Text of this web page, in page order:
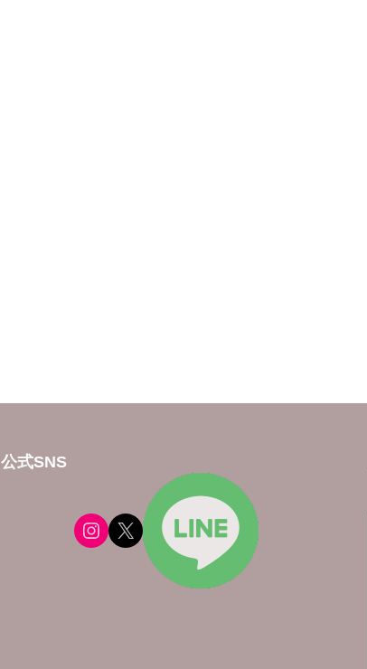
公式SNS